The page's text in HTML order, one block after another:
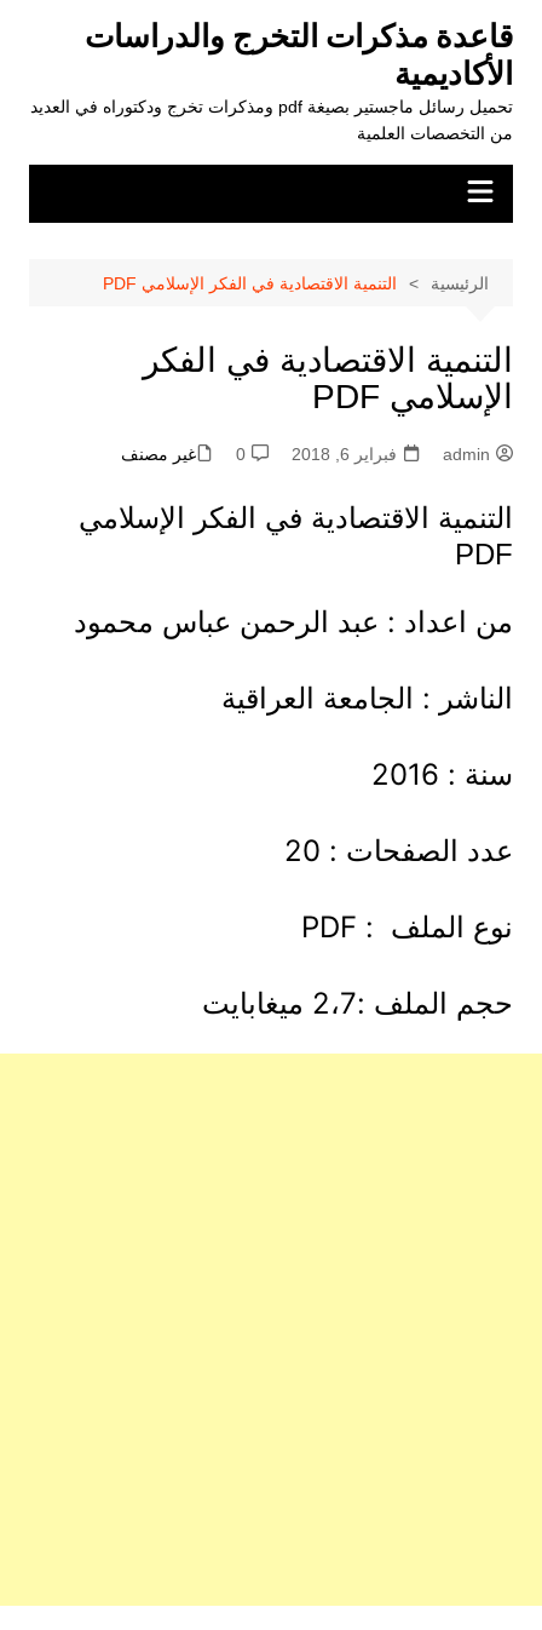
المحتوى
قاعدة مذكرات التخرج والدراسات
الأكاديمية
تحميل رسائل ماجستير بصيغة pdf ومذكرات تخرج ودكتوراه في العديد
من التخصصات العلمية
الرئيسية التنمية الاقتصادية في الفكر الإسلامي PDF
التنمية الاقتصادية في الفكر
الإسلامي PDF
admin فبراير 6, 2018 0 غير مصنف
التنمية الاقتصادية في الفكر الإسلامي
PDF
من اعداد : عبد الرحمن عباس محمود
الناشر : الجامعة العراقية
سنة : 2016
عدد الصفحات : 20
نوع الملف : PDF
حجم الملف :2،7 ميغابايت